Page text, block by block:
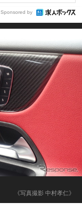
Sponsored by
《写真撮影 中村孝仁》